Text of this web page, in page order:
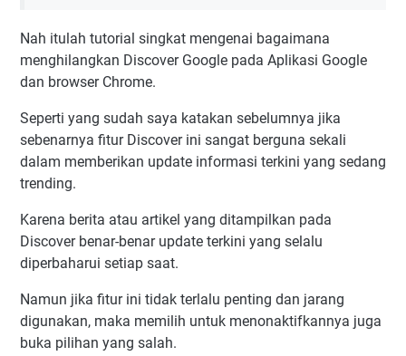
Nah itulah tutorial singkat mengenai bagaimana
menghilangkan Discover Google pada Aplikasi Google
dan browser Chrome.
Seperti yang sudah saya katakan sebelumnya jika
sebenarnya fitur Discover ini sangat berguna sekali
dalam memberikan update informasi terkini yang sedang
trending.
Karena berita atau artikel yang ditampilkan pada
Discover benar-benar update terkini yang selalu
diperbaharui setiap saat.
Namun jika fitur ini tidak terlalu penting dan jarang
digunakan, maka memilih untuk menonaktifkannya juga
buka pilihan yang salah.